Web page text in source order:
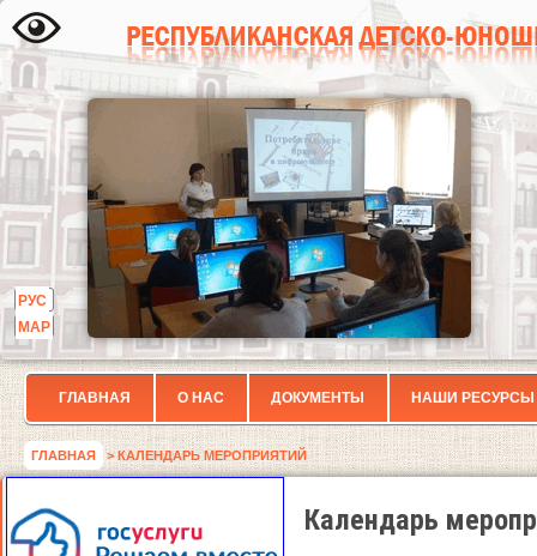
РУС
МАР
ГЛАВНАЯ О НАС ДОКУМЕНТЫ НАШИ РЕСУРСЫ
ГЛАВНАЯ > КАЛЕНДАРЬ МЕРОПРИЯТИЙ
Календарь